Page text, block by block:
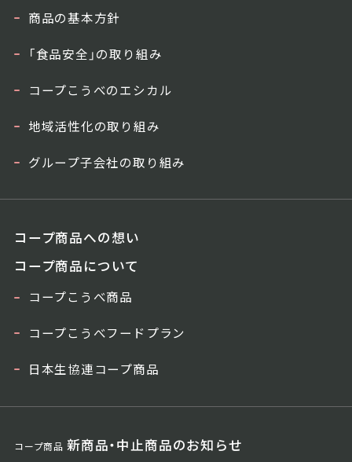
商品の基本方針
「食品安全」の取り組み
コープこうべのエシカル
地域活性化の取り組み
グループ子会社の取り組み
コープ商品への想い
コープ商品について
コープこうべ商品
コープこうべフードプラン
日本生協連コープ商品
コープ商品 新商品・中止商品のお知らせ